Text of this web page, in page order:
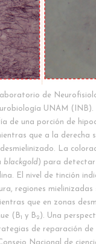
de
UNAM (INB).
de una porción de
que a la derecha
La
blackgold) para detectar
El nivel de tinción
regiones mielinizadas
que en zonas
(B1 y B2 ). Una
de reparación de
Nacional de